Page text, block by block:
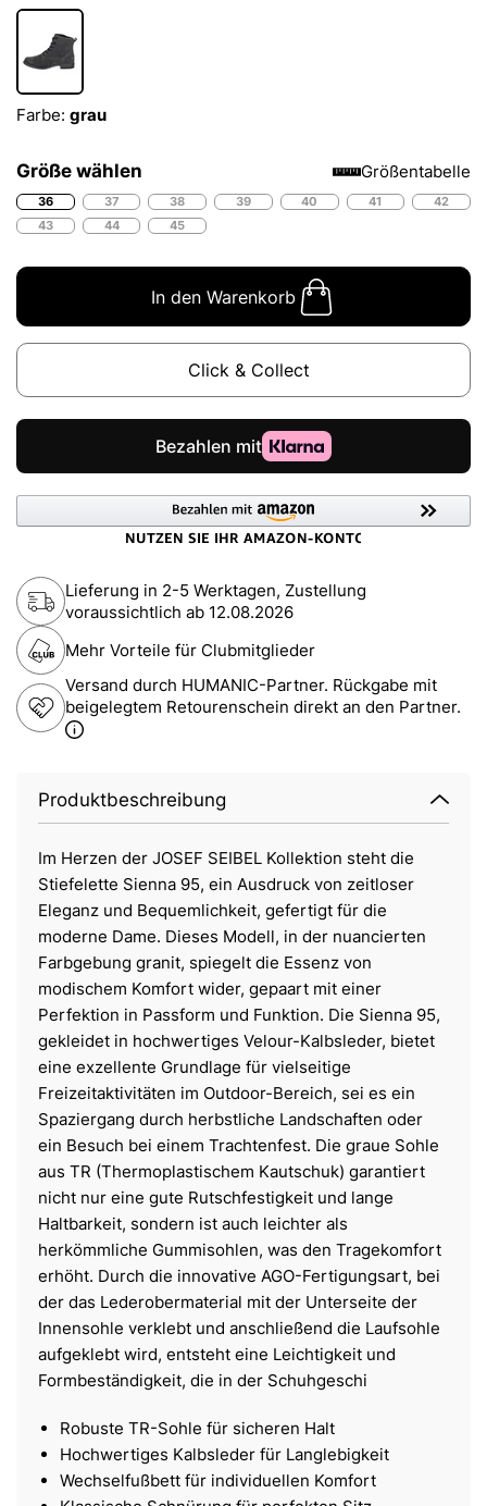
Farbe: grau
Größe wählen Größentabelle
36 37 38 39 40 41
42
43
44 45
In den Warenkorb
Click & Collect
Lieferung in 2-5 Werktagen, Zustellung
voraussichtlich ab 12.08.2026
Mehr Vorteile für Clubmitglieder
Versand durch HUMANIC-Partner. Rückgabe mit
beigelegtem Retourenschein direkt an den Partner.
Produktbeschreibung
Im Herzen der JOSEF SEIBEL Kollektion steht die
Stiefelette Sienna 95, ein Ausdruck von zeitloser
Eleganz und Bequemlichkeit, gefertigt für die
moderne Dame. Dieses Modell, in der nuancierten
Farbgebung granit, spiegelt die Essenz von
modischem Komfort wider, gepaart mit einer
Perfektion in Passform und Funktion. Die Sienna 95,
gekleidet in hochwertiges Velour-Kalbsleder, bietet
eine exzellente Grundlage für vielseitige
Freizeitaktivitäten im Outdoor-Bereich, sei es ein
Spaziergang durch herbstliche Landschaften oder
ein Besuch bei einem Trachtenfest. Die graue Sohle
aus TR (Thermoplastischem Kautschuk) garantiert
nicht nur eine gute Rutschfestigkeit und lange
Haltbarkeit, sondern ist auch leichter als
herkömmliche Gummisohlen, was den Tragekomfort
erhöht. Durch die innovative AGO-Fertigungsart, bei
der das Lederobermaterial mit der Unterseite der
Innensohle verklebt und anschließend die Laufsohle
aufgeklebt wird, entsteht eine Leichtigkeit und
Formbeständigkeit, die in der Schuhgeschi
Robuste TR-Sohle für sicheren Halt
Hochwertiges Kalbsleder für Langlebigkeit
Wechselfußbett für individuellen Komfort